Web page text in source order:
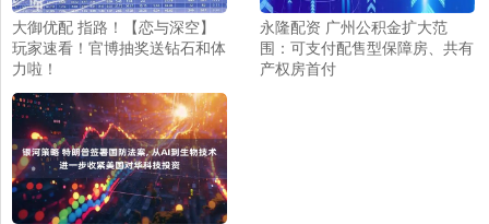
大御优配 指路！【恋与深空】
玩家速看！官博抽奖送钻石和体
力啦！
永隆配资 广州公积金扩大范
围：可支付配售型保障房、共有
产权房首付